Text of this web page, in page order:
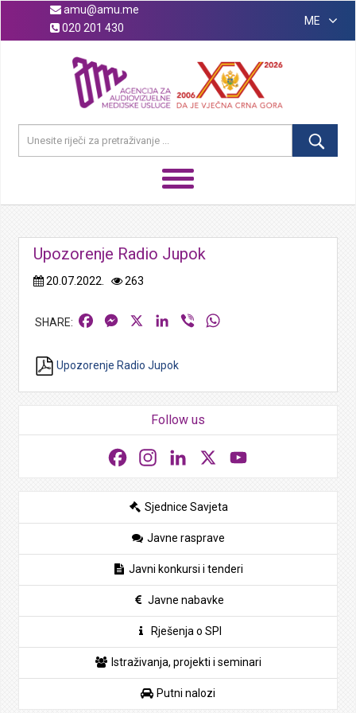
amu@amu.me
020 201 430
ME
Upozorenje Radio Jupok
20.07.2022. 263
FacebookMessengerLinkedIn
Viber
Upozorenje Radio Jupok
Follow us
FacebookInstagramLinkedIn
Sjednice Savjeta
Javne rasprave
Javni konkursi i tenderi
Javne nabavke
Rješenja o SPI
Istraživanja, projekti i seminari
Putni nalozi